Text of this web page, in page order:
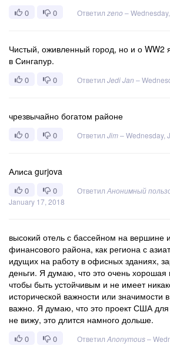
0 0 Ответил zeno–
Чистый, оживленный город, но и о WW2
в Сингапур.
0 0 Ответил Jedi Jan –
чрезвычайно богатом районе
0 0 Ответил Jim–Wednesday,
Алиса gurjova
0 0 Ответил Анонимный
January 17, 2018
высокий отель с бассейном на вершине
финансового района, как региона с
идущих на работу в офисных зданиях,
деньги. Я думаю, что это очень
чтобы быть устойчивым и не имеет
исторической важности или значимости
важно. Я думаю, что это проект США
не вижу, это длится намного дольше.
0 0 Ответил Anonymous–